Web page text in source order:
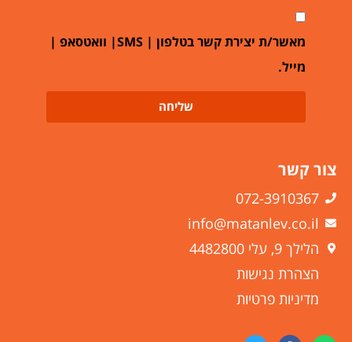
מאשר/ת יצירת קשר בטלפון | SMS| וואטסאפ |
מייל.
שליחה
צור קשר
072-3910367
info@matanlev.co.il
הלילך 9, עלי 4482800
הצהרת נגישות
מדיניות פרטיות